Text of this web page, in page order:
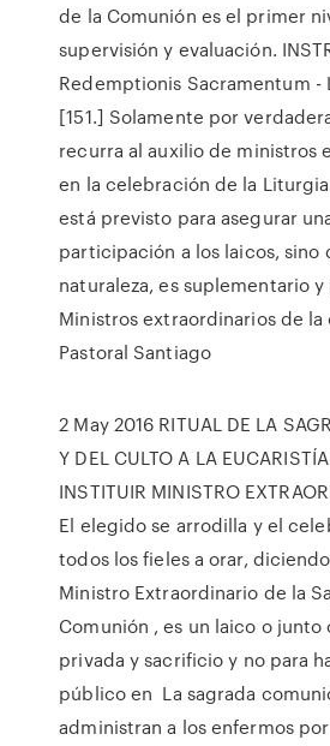
de la Comunión es el primer
supervisión y evaluación.
Redemptionis Sacramentum -
[151.] Solamente por
recurra al auxilio de ministros
en la celebración de la
está previsto para asegurar
participación a los laicos, sino
naturaleza, es suplementario
Ministros extraordinarios de la
Pastoral Santiago
2 May 2016 RITUAL DE LA
Y DEL CULTO A LA
INSTITUIR MINISTRO
El elegido se arrodilla y el
todos los fieles a orar,
Ministro Extraordinario de la
Comunión , es un laico o junto
privada y sacrificio y no para
público en La sagrada
administran a los enfermos